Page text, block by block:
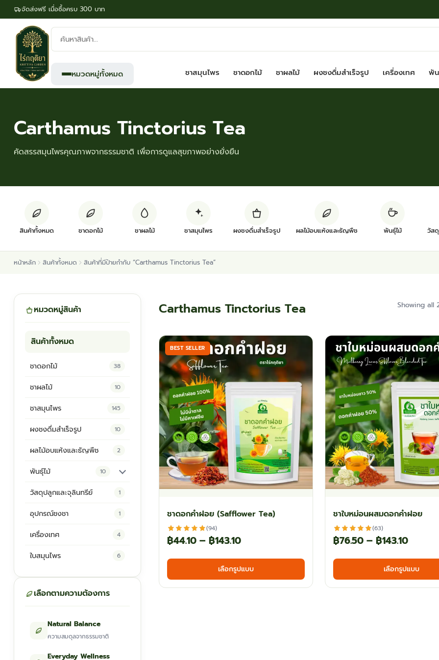
จัดส่งฟรี เมื่อซื้อครบ 300 บาท
ค้นหา
สินค้า:
หมวดหมู่ทั้งหมด ชาสมุนไพร ชาดอกไม้ ชาผลไม้ ผงชงดื่มสำเร็จรูป เครื่องเทศ พั
Carthamus Tinctorius Tea
คัดสรรสมุนไพรคุณภาพจากธรรมชาติ เพื่อการดูแลสุขภาพอย่างยั่งยืน
สินค้าทั้งหมด ชาดอกไม้ ชาผลไม้ ชาสมุนไพร ผงชงดื่มสำเร็จรูป ผลไม้อบแห้งและธัญพืช พันธุ์ไม้ วัส
หน้าหลัก สินค้าทั้งหมด สินค้าที่มีป้ายกำกับ “Carthamus Tinctorius Tea”
หมวดหมู่สินค้า
สินค้าทั้งหมด
ชาดอกไม้ 38
ชาผลไม้ 10
ชาสมุนไพร 145
ผงชงดื่มสำเร็จรูป 10
ผลไม้อบแห้งและธัญพืช 2
พันธุ์ไม้ 10
ต้นพันธุ์สมุนไพร 5
วัสดุปลูกและจุลินทรีย์ 1
อุปกรณ์ชงชา 1
เครื่องเทศ 4
ใบสมุนไพร 6
เลือกตามความต้องการ
Natural Balance
ความสมดุลจากธรรมชาติ
Everyday Wellness
Carthamus Tinctorius Tea Showing all
BEST SELLER
ชาดอกคำฝอย (Safflower Tea)
(94)
฿44.10 – ฿143.10Price
range:
฿44.10
through
เลือกรูปแบบ
This
has
ชาใบหม่อนผสมดอกคำฝอย
(63)
฿76.50 – ฿143.10Price
range:
฿76.50
เลือกรูปแบบ